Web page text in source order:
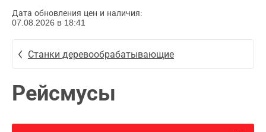
Дата обновления цен и наличия:
07.08.2026 в 18:41
Станки деревообрабатывающие
Рейсмусы